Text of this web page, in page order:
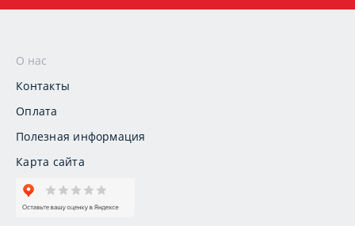
О нас
Контакты
Оплата
Полезная информация
Карта сайта